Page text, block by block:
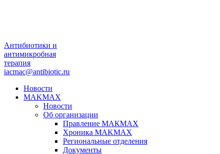
Антибиотики и
антимикробная
терапия
iacmac@antibiotic.ru
Новости
MAKMAX
Новости
Об организации
Правление МАКМАХ
Хроника MAKMAX
Региональные отделения
Документы